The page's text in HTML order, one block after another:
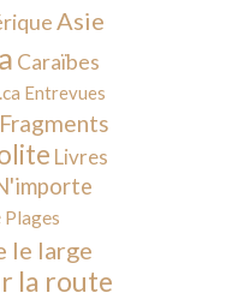
Asie
Caraïbes
Entrevues
Fragments
Livres
Plages
le large
la route